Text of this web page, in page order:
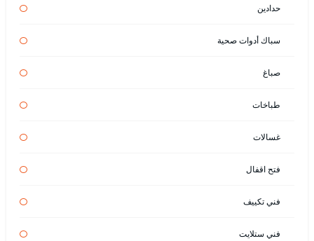
حدادين
سباك أدوات صحية
صباغ
طباخات
غسالات
فتح اقفال
فني تكييف
فني ستلايت